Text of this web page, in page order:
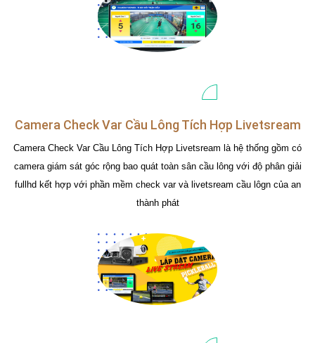
Camera Check Var Cầu Lông Tích Hợp Livetsream
Camera Check Var Cầu Lông Tích Hợp Livetsream là hệ thống gồm có
camera giám sát góc rộng bao quát toàn sân cầu lông với độ phân giải
fullhd kết hợp với phần mềm check var và livetsream cầu lôgn của an
thành phát